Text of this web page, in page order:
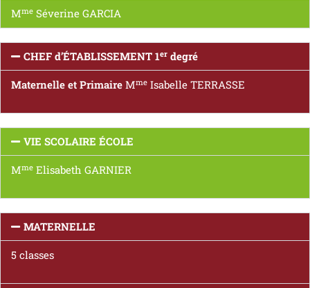
Mme Séverine GARCIA
CHEF d’ÉTABLISSEMENT 1er degré
Maternelle et Primaire Mme Isabelle TERRASSE
VIE SCOLAIRE ÉCOLE
Mme Elisabeth GARNIER
MATERNELLE
5 classes